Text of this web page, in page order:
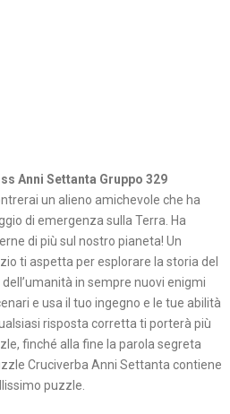
Anni Settanta Gruppo 329
un alieno amichevole che ha
di emergenza sulla Terra. Ha
di più sul nostro pianeta! Un
ti aspetta per esplorare la storia del
in sempre nuovi enigmi
e usa il tuo ingegno e le tue abilità
risposta corretta ti porterà più
finché alla fine la parola segreta
Cruciverba Anni Settanta contiene
puzzle.